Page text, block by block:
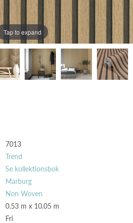
Tap to expand
7013
Trend
Se kollektionsbok
Marburg
Non Woven
0.53 m x 10.05 m
Fri